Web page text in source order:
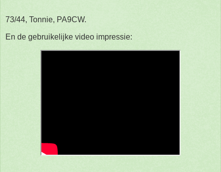
73/44, Tonnie, PA9CW.
En de gebruikelijke video impressie: